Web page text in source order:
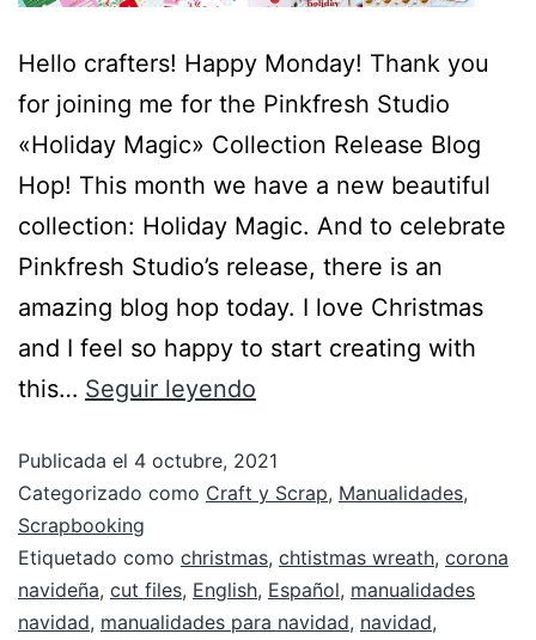
Hello crafters! Happy Monday! Thank you
for joining me for the Pinkfresh Studio
«Holiday Magic» Collection Release Blog
Hop! This month we have a new beautiful
collection: Holiday Magic. And to celebrate
Pinkfresh Studio’s release, there is an
amazing blog hop today. I love Christmas
and I feel so happy to start creating with
this… Seguir leyendo
Publicada el 4 octubre, 2021
Categorizado como Craft y Scrap, Manualidades,
Scrapbooking
Etiquetado como christmas, chtistmas wreath, corona
navideña, cut files, English, Español, manualidades
navidad, manualidades para navidad, navidad,